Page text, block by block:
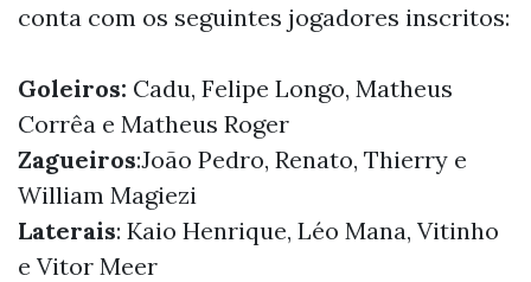
conta com os seguintes jogadores inscritos:
Goleiros: Cadu, Felipe Longo, Matheus
Corrêa e Matheus Roger
Zagueiros:João Pedro, Renato, Thierry e
William Magiezi
Laterais: Kaio Henrique, Léo Mana, Vitinho
e Vitor Meer